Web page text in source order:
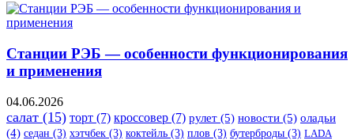
Станции РЭБ — особенности функционирования
и применения
04.06.2026
салат (15) торт (7) кроссовер (7) рулет (5) новости (5) оладьи
(4) седан (3) хэтчбек (3) коктейль (3) плов (3) бутерброды (3) LADA